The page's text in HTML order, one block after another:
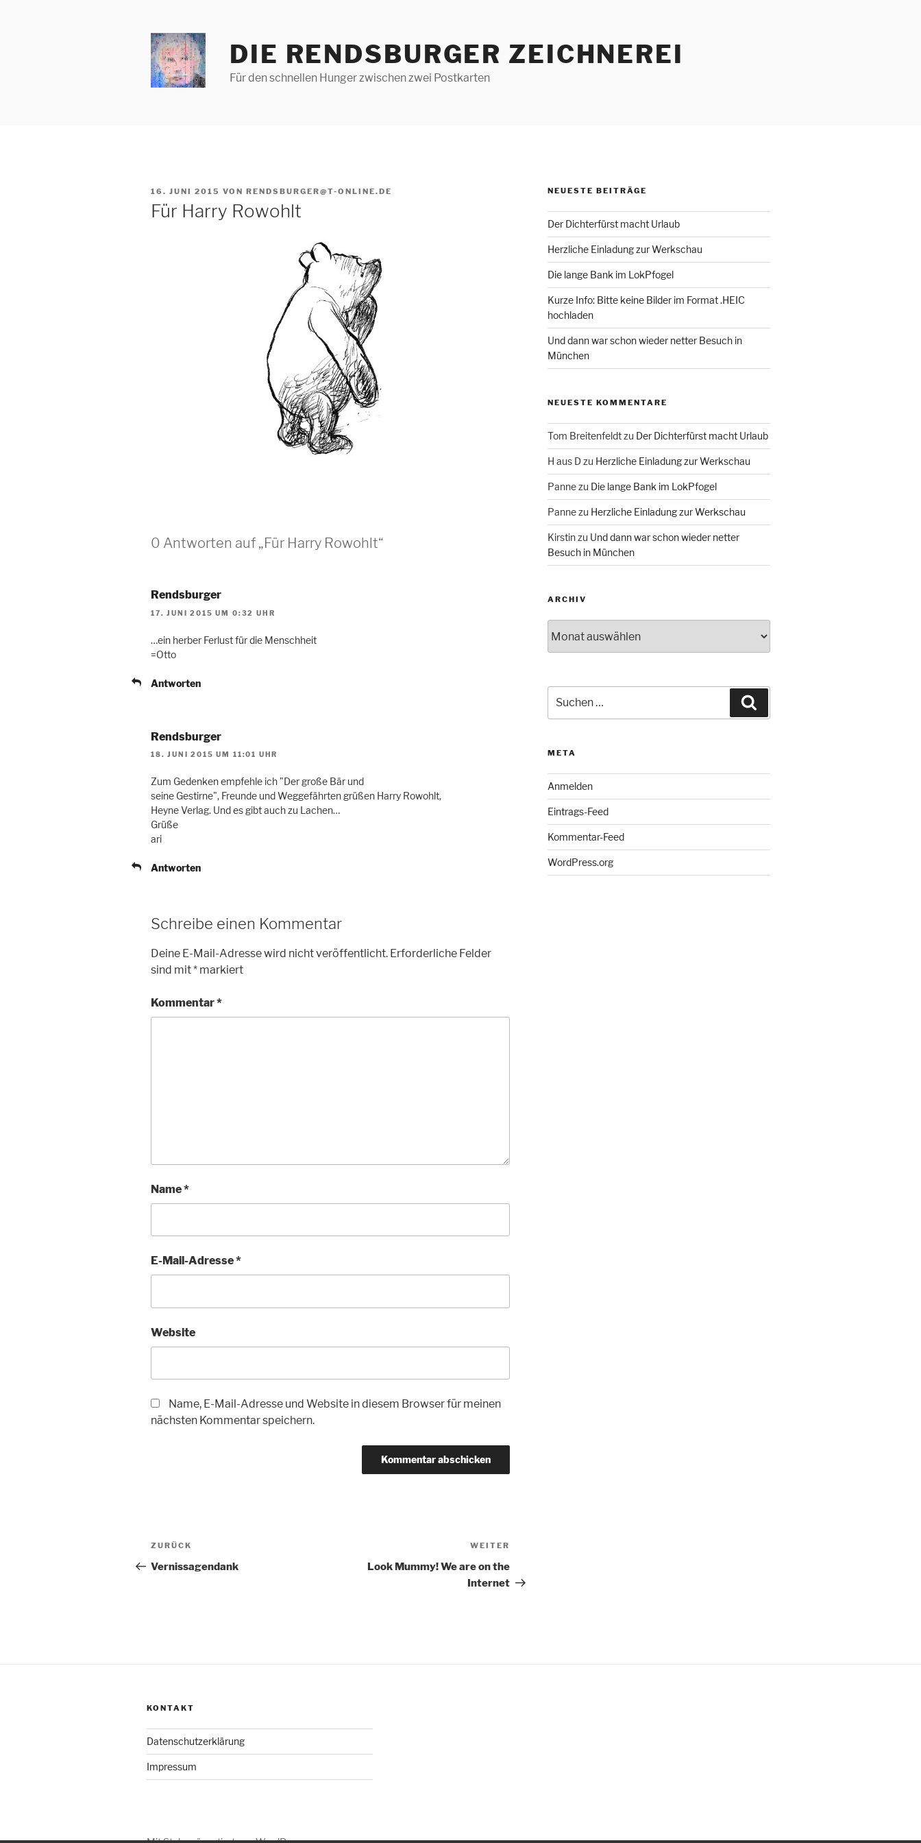
DIE RENDSBURGER ZEICHNEREI
Für den schnellen Hunger zwischen zwei Postkarten
VERÖFFENTLICHT
AM
16. JUNI 2015 VON RENDSBURGER@T-ONLINE.DE
Für Harry Rowohlt
0 Antworten auf „Für Harry Rowohlt“
Rendsburger
17. JUNI 2015 UM 0:32 UHR
…ein herber Ferlust für die Menschheit
=Otto
Antworten
Rendsburger
18. JUNI 2015 UM 11:01 UHR
Zum Gedenken empfehle ich "Der große Bär und
seine Gestirne", Freunde und Weggefährten grüßen Harry Rowohlt,
Heyne Verlag. Und es gibt auch zu Lachen…
Grüße
ari
Antworten
Schreibe einen Kommentar
Deine E-Mail-Adresse wird nicht veröffentlicht. Erforderliche Felder
sind mit* markiert
Kommentar*
Name*
E-Mail-Adresse*
Website
Name, E-Mail-Adresse und Website in diesem Browser für meinen
nächsten Kommentar speichern.
Beitragsnavigation
Vorheriger
Beitrag
ZURÜCK
Vernissagendank
Beitrag
WEITER
Look Mummy! We are on the
Internet
NEUESTE BEITRÄGE
Der Dichterfürst macht Urlaub
Herzliche Einladung zur Werkschau
Die lange Bank im LokPfogel
Kurze Info: Bitte keine Bilder im Format .HEIC
hochladen
Und dann war schon wieder netter Besuch in
München
NEUESTE KOMMENTARE
Tom Breitenfeldtzu Der Dichterfürst macht Urlaub
H aus Dzu Herzliche Einladung zur Werkschau
Pannezu Die lange Bank im LokPfogel
Pannezu Herzliche Einladung zur Werkschau
Kirstinzu Und dann war schon wieder netter
Besuch in München
ARCHIV
nach:
META
Anmelden
Eintrags-Feed
Kommentar-Feed
WordPress.org
KONTAKT
Datenschutzerklärung
Impressum